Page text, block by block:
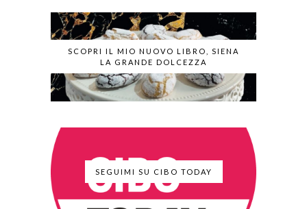
SCOPRI IL MIO NUOVO LIBRO, SIENA
LA GRANDE DOLCEZZA
SEGUIMI SU CIBO TODAY